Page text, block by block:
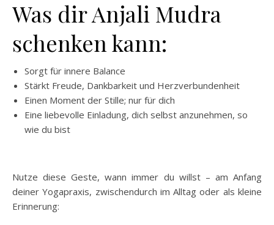
Was dir Anjali Mudra
schenken kann:
Sorgt für innere Balance
Stärkt Freude, Dankbarkeit und Herzverbundenheit
Einen Moment der Stille; nur für dich
Eine liebevolle Einladung, dich selbst anzunehmen, so
wie du bist
Nutze diese Geste, wann immer du willst – am Anfang
deiner Yogapraxis, zwischendurch im Alltag oder als kleine
Erinnerung: